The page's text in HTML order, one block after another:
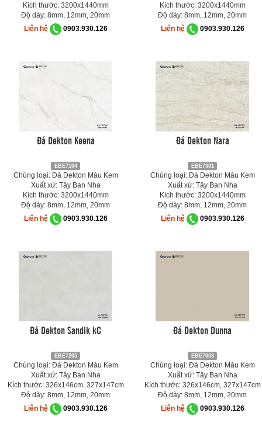
Kích thước: 3200x1440mm
Độ dày: 8mm, 12mm, 20mm
Liên hệ
0903.930.126
Kích thước: 3200x1440mm
Độ dày: 8mm, 12mm, 20mm
Liên hệ
0903.930.126
Đá Dekton Keena
EBE7104
Chủng loại: Đá Dekton Màu Kem
Xuất xứ: Tây Ban Nha
Kích thước: 3200x1440mm
Độ dày: 8mm, 12mm, 20mm
Liên hệ
0903.930.126
Đá Dekton Nara
EBE7301
Chủng loại: Đá Dekton Màu Kem
Xuất xứ: Tây Ban Nha
Kích thước: 3200x1440mm
Độ dày: 8mm, 12mm, 20mm
Liên hệ
0903.930.126
Đá Dekton Sandik kC
EBE7205
Chủng loại: Đá Dekton Màu Kem
Xuất xứ: Tây Ban Nha
Kích thước: 326x146cm, 327x147cm
Độ dày: 8mm, 12mm, 20mm
Liên hệ
0903.930.126
Đá Dekton Dunna
EBE7003
Chủng loại: Đá Dekton Màu Kem
Xuất xứ: Tây Ban Nha
Kích thước: 326x146cm, 327x147cm
Độ dày: 8mm, 12mm, 20mm
Liên hệ
0903.930.126